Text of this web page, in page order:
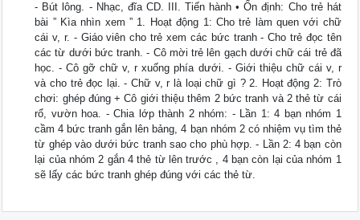
- Bút lông. - Nhạc, đĩa CD. III. Tiến hành • Ổn định: Cho trẻ hát
bài ” Kìa nhìn xem ” 1. Hoạt động 1: Cho trẻ làm quen với chữ
cái v, r. - Giáo viên cho trẻ xem các bức tranh - Cho trẻ đọc tên
các từ dưới bức tranh. - Cô mời trẻ lên gạch dưới chữ cái trẻ đã
học. - Cô gỡ chữ v, r xuống phía dưới. - Giới thiệu chữ cái v, r
và cho trẻ đọc lại. - Chữ v, r là loại chữ gì ? 2. Hoạt động 2: Trò
chơi: ghép đúng + Cô giới thiệu thêm 2 bức tranh và 2 thẻ từ cái
rổ, vườn hoa. - Chia lớp thành 2 nhóm: - Lần 1: 4 bạn nhóm 1
cầm 4 bức tranh gắn lên bảng, 4 bạn nhóm 2 có nhiệm vụ tìm thẻ
từ ghép vào dưới bức tranh sao cho phù hợp. - Lần 2: 4 bạn còn
lại của nhóm 2 gắn 4 thẻ từ lên trước , 4 bạn còn lại của nhóm 1
sẽ lấy các bức tranh ghép đúng với các thẻ từ.